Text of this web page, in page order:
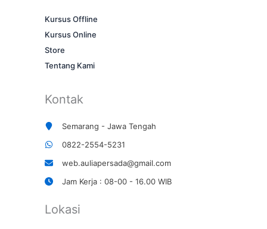
Kursus Offline
Kursus Online
Store
Tentang Kami
Kontak
Semarang - Jawa Tengah
0822-2554-5231
web.auliapersada@gmail.com
Jam Kerja : 08-00 - 16.00 WIB
Lokasi